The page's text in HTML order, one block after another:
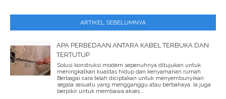
ARTIKEL SEBELUMNYA
APA PERBEDAAN ANTARA KABEL TERBUKA DAN
TERTUTUP
Solusi konstruksi modern sepenuhnya ditujukan untuk
meningkatkan kualitas hidup dan kenyamanan rumah.
Berbagai cara telah diciptakan untuk menyembunyikan
segala sesuatu yang mengganggu atau berbahaya. Ia juga
berpikir untuk membawa akses...